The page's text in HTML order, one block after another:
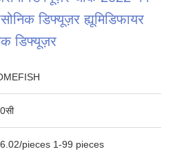
डिफ्यूज़र ह्यूमिडिफायर
डिफ्यूज़र
pieces 1-99 pieces